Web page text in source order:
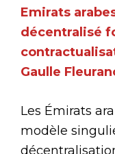
Emirats
décentralisé
Gaulle
Les Émirats
modèle